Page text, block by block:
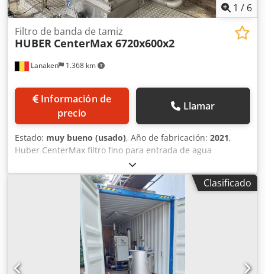
1 / 6
Lanaken 1.368 km
Filtro de banda de tamiz
HUBER CenterMax 6720x600x2
Información de
precio
Llamar
Estado: muy bueno (usado), Año de fabricación: 2021,
Huber CenterMax filtro fino para entrada de agua
Apertura: 600 mm Crsdpjy Tmbbsfx Ac Tef Ancho del
tamiz: 600 mm Profundidad del tamiz: 6722 mm
Profundidad de la máquina: 8642 mm
Perforación/abertura del filtro: 2 mm
Clasificado